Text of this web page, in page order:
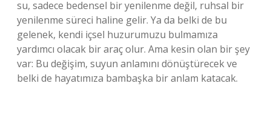
su, sadece bedensel bir yenilenme değil, ruhsal bir
yenilenme süreci haline gelir. Ya da belki de bu
gelenek, kendi içsel huzurumuzu bulmamıza
yardımcı olacak bir araç olur. Ama kesin olan bir şey
var: Bu değişim, suyun anlamını dönüştürecek ve
belki de hayatımıza bambaşka bir anlam katacak.